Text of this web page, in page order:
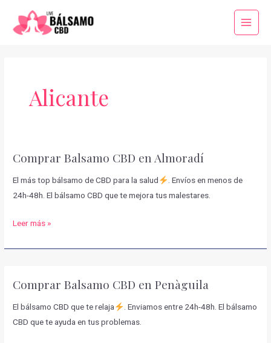
contenido
Main
Alicante
Comprar Balsamo CBD en Almoradí
El más top bálsamo de CBD para la salud
. Envíos en menos de
24h-48h. El bálsamo CBD que te mejora tus malestares.
Comprar
Almoradí
Leer más »
Comprar Balsamo CBD en Penàguila
El bálsamo CBD que te relaja
. Enviamos entre 24h-48h. El bálsamo
CBD que te ayuda en tus problemas.